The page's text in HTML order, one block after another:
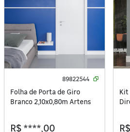
89822544
Folha de Porta de Giro
Branco 2,10x0,80m Artens
R$ ****,00
Kit